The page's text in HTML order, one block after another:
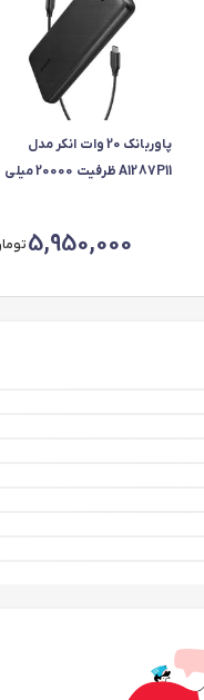
پاوربانک 20 وات انکر مدل
A1287P11 ظرفیت 20000 میلی
5,950,000